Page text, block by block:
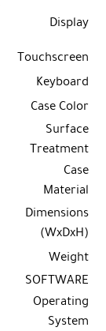
Display
Touchscreen
Keyboard
Case Color
Surface
Treatment
Case
Material
Dimensions
(WxDxH)
Weight
SOFTWARE
Operating
System